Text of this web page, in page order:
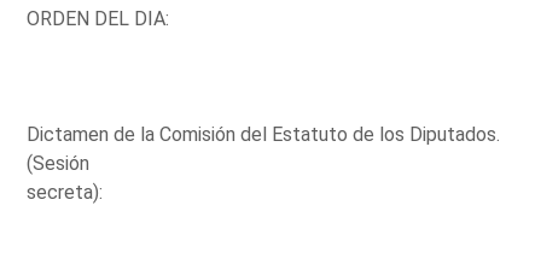
ORDEN DEL DIA:
Dictamen de la Comisión del Estatuto de los Diputados.
(Sesión
secreta):